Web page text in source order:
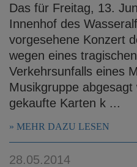
Das für Freitag, 13.
Innenhof des
vorgesehene Konzert
wegen eines
Verkehrsunfalls eines
Musikgruppe
gekaufte Karten k ...
MEHR DAZU LESEN
28.05.2014